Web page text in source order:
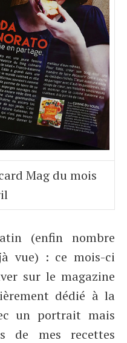
Mag du mois
(enfin nombre
vue) : ce mois-ci
sur le magazine
dédié à la
un portrait mais
de mes recettes